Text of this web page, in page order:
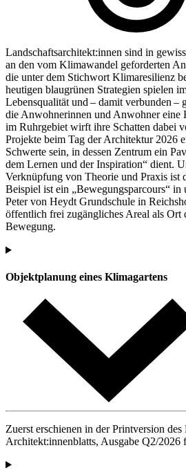
Landschaftsarchitekt:innen sind in
an den vom Klimawandel geforderten
die unter dem Stichwort Klimaresilienz
heutigen blaugrünen Strategien spielen
Lebensqualität und – damit verbunden –
die Anwohnerinnen und Anwohner
im Ruhrgebiet wirft ihre Schatten dabei
Projekte beim Tag der Architektur 2026
Schwerte sein, in dessen Zentrum ein
dem Lernen und der Inspiration“ dient.
Verknüpfung von Theorie und Praxis ist
Beispiel ist ein „Bewegungsparcours“
Peter von Heydt Grundschule in
öffentlich frei zugängliches Areal als Ort
Bewegung.
Objektplanung eines Klimagartens
Zuerst erschienen in der Printversion des
Architekt:innenblatts, Ausgabe Q2/2026